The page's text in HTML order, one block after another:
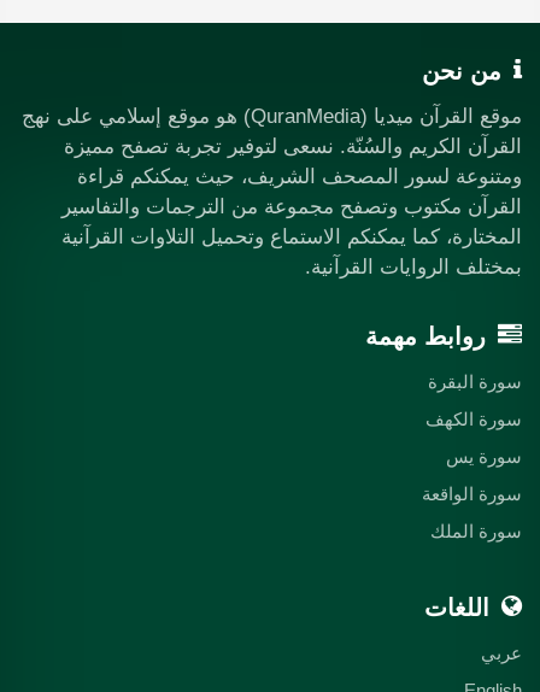
من نحن
موقع القرآن ميديا (QuranMedia) هو موقع إسلامي على نهج
القرآن الكريم والسُنّة. نسعى لتوفير تجربة تصفح مميزة
ومتنوعة لسور المصحف الشريف، حيث يمكنكم قراءة
القرآن مكتوب وتصفح مجموعة من الترجمات والتفاسير
المختارة، كما يمكنكم الاستماع وتحميل التلاوات القرآنية
بمختلف الروايات القرآنية.
روابط مهمة
سورة البقرة
سورة الكهف
سورة يس
سورة الواقعة
سورة الملك
اللغات
عربي